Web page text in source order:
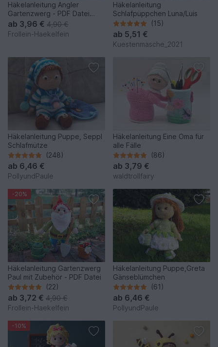
Häkelanleitung Angler
Gartenzwerg - PDF Datei
deutsch
ab 3,96 € 4,90 €
Frollein-Haekelfein
Häkelanleitung
Schlafpüppchen Luna/Luis
(15)
ab 5,51 €
Kuestenmasche_2021
Häkelanleitung Puppe, Seppl
Schlafmütze
(248)
ab 6,46 €
PollyundPaule
Häkelanleitung Eine Oma für
alle Fälle
(86)
ab 3,79 €
waldtrollfairy
-20%
Häkelanleitung Gartenzwerg
Paul mit Zubehör - PDF Datei
(22)
ab 3,72 € 4,90 €
Frollein-Haekelfein
Häkelanleitung Puppe,Greta
Gänseblümchen
(61)
ab 6,46 €
PollyundPaule
-10%